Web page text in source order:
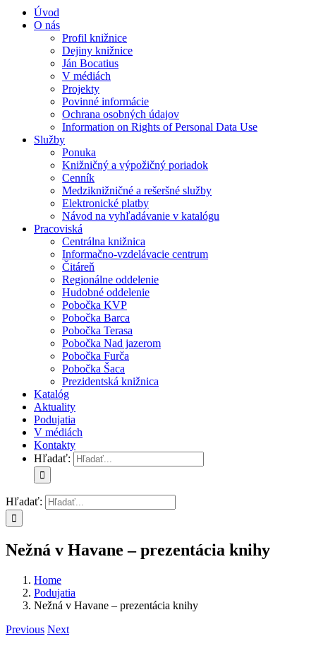
Úvod
O nás
Profil knižnice
Dejiny knižnice
Ján Bocatius
V médiách
Projekty
Povinné informácie
Ochrana osobných údajov
Information on Rights of Personal Data Use
Služby
Ponuka
Knižničný a výpožičný poriadok
Cenník
Medziknižničné a rešeršné služby
Elektronické platby
Návod na vyhľadávanie v katalógu
Pracoviská
Centrálna knižnica
Informačno-vzdelávacie centrum
Čitáreň
Regionálne oddelenie
Hudobné oddelenie
Pobočka KVP
Pobočka Barca
Pobočka Terasa
Pobočka Nad jazerom
Pobočka Furča
Pobočka Šaca
Prezidentská knižnica
Katalóg
Aktuality
Podujatia
V médiách
Kontakty
Hľadať:
Hľadať:
Nežná v Havane – prezentácia knihy
Home
Podujatia
Nežná v Havane – prezentácia knihy
Previous Next